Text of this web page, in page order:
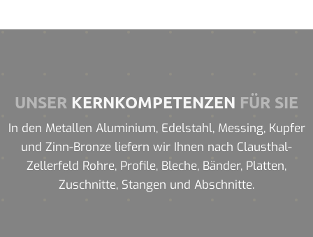
UNSER KERNKOMPETENZEN FÜR SIE
In den Metallen Aluminium, Edelstahl, Messing, Kupfer
und Zinn-Bronze liefern wir Ihnen nach Clausthal-
Zellerfeld Rohre, Profile, Bleche, Bänder, Platten,
Zuschnitte, Stangen und Abschnitte.